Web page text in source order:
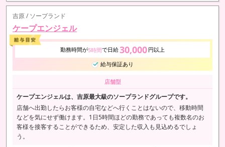
吉原 / ソープランド
ケープエンジェル
勤務時間が5時間で日給30,000 円以上
給与保証あり
店舗型
ケープエンジェルは、吉原最大級のソープランドグループです。
店舗へ出勤したらお客様の自宅などへ行くことはないので、移動時間
などを気にせず働けます。1日5時間ほどの勤務であっても複数名のお
客様を接客することができるため、安定した収入も見込めるでしょ
う。